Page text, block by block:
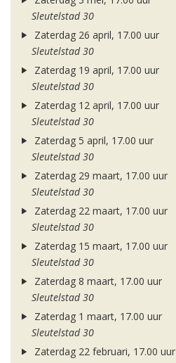
Sleutelstad 30
Zaterdag 26 april, 17.00 uur
Sleutelstad 30
Zaterdag 19 april, 17.00 uur
Sleutelstad 30
Zaterdag 12 april, 17.00 uur
Sleutelstad 30
Zaterdag 5 april, 17.00 uur
Sleutelstad 30
Zaterdag 29 maart, 17.00 uur
Sleutelstad 30
Zaterdag 22 maart, 17.00 uur
Sleutelstad 30
Zaterdag 15 maart, 17.00 uur
Sleutelstad 30
Zaterdag 8 maart, 17.00 uur
Sleutelstad 30
Zaterdag 1 maart, 17.00 uur
Sleutelstad 30
Zaterdag 22 februari, 17.00 uur